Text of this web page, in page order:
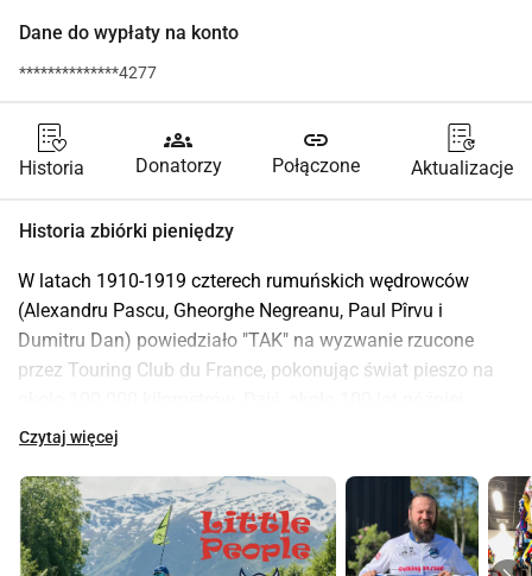
Dane do wypłaty na konto
**************4277
Historia
groups
Donatorzy
link
Połączone Aktualizacje
Historia zbiórki pieniędzy
W latach 1910-1919 czterech rumuńskich wędrowców
(Alexandru Pascu, Gheorghe Negreanu, Paul Pîrvu i
Dumitru Dan) powiedziało "TAK" na wyzwanie rzucone
przez Touring Club du France, pokonując świat pieszo na
powiedziałem "TAK" na podobne wyzwanie rzucone przez
Nazwam projekt WIKING NA DRODZE
, który rozpocznie się
w maju 2025 roku. Będzie to podróż licząca 35 000
kilometrów od najbardziej północnego klubu piłkarskiego
Czytaj więcej